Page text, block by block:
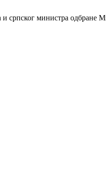
и српског министра